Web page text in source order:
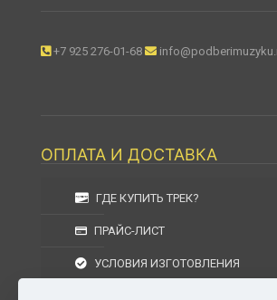
+7 925 276-01-68
ОПЛАТА И ДОСТАВКА
ГДЕ КУПИТЬ ТРЕК?
ПРАЙС-ЛИСТ
УСЛОВИЯ ИЗГОТОВЛЕНИЯ